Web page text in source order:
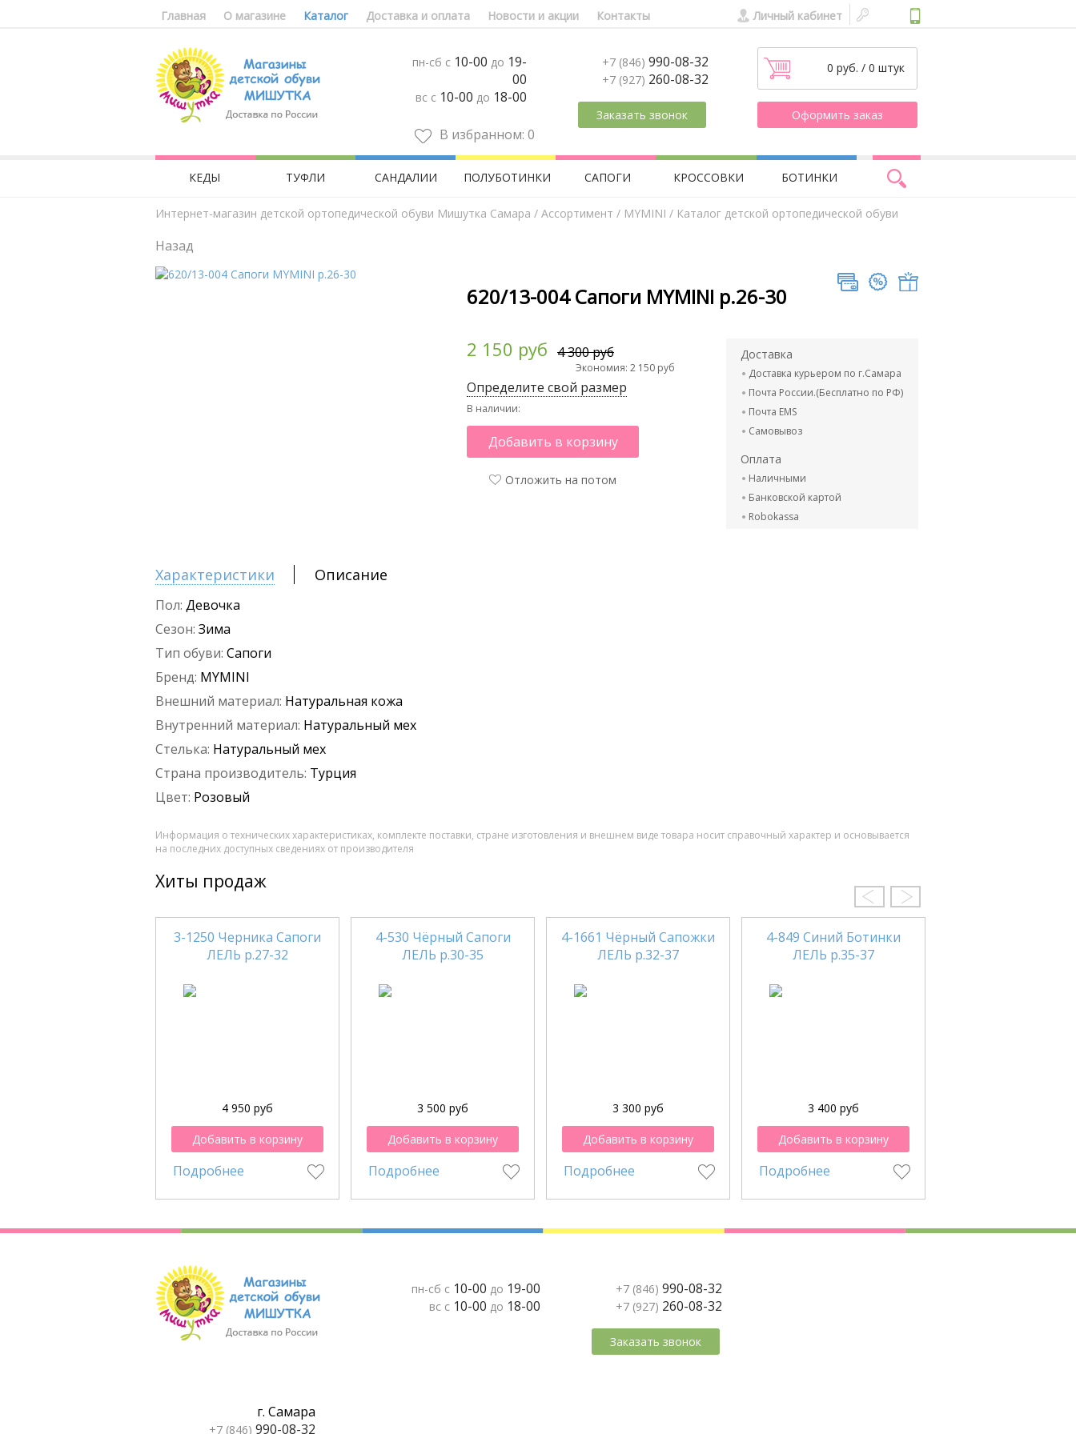
Главная О магазине Каталог Доставка и оплата Новости и акции Контакты Личный кабинет
пн-сб с 10-00 до 19-
00
вс с 10-00 до 18-00
В избранном: 0
+7 (846) 990-08-32
+7 (927) 260-08-32
Заказать звонок
0 руб. / 0 штук
Оформить заказ
КЕДЫ ТУФЛИ САНДАЛИИ ПОЛУБОТИНКИ САПОГИ КРОССОВКИ БОТИНКИ
Интернет-магазин детской ортопедической обуви Мишутка Самара / Aссортимент / MYMINI / Каталог детской ортопедической обуви
Назад
620/13-004 Сапоги MYMINI р.26-30
2 150 руб 4 300 руб
Экономия: 2 150 руб
Определите свой размер
В наличии:
Добавить в корзину
Отложить на потом
Доставка
Доставка курьером по г.Самара
Почта России.(Бесплатно по РФ)
Почта EMS
Самовывоз
Оплата
Наличными
Банковской картой
Robokassa
Характеристики Описание
Пол: Девочка
Сезон: Зима
Тип обуви: Сапоги
Бренд: MYMINI
Внешний материал: Натуральная кожа
Внутренний материал: Натуральный мех
Стелька: Натуральный мех
Страна производитель: Турция
Цвет: Розовый
Информация о технических характеристиках, комплекте поставки, стране изготовления и внешнем виде товара носит справочный характер и основывается
на последних доступных сведениях от производителя
Хиты продаж
3-1250 Черника Сапоги
ЛЕЛЬ р.27-32
4 950 руб
Добавить в корзину
Подробнее
4-530 Чёрный Сапоги
ЛЕЛЬ р.30-35
3 500 руб
Добавить в корзину
Подробнее
4-1661 Чёрный Сапожки
ЛЕЛЬ р.32-37
3 300 руб
Добавить в корзину
Подробнее
4-849 Синий Ботинки
ЛЕЛЬ р.35-37
3 400 руб
Добавить в корзину
Подробнее
пн-сб с 10-00 до 19-00
вс с 10-00 до 18-00
+7 (846) 990-08-32
+7 (927) 260-08-32
Заказать звонок
г. Самара
+7 (846) 990-08-32